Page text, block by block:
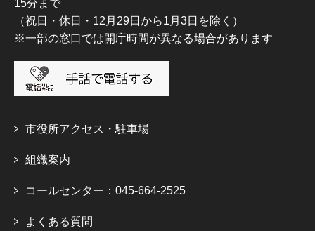
15分まで
（祝日・休日・12月29日から1月3日を除く）
※一部の窓口では開庁時間が異なる場合があります
市役所アクセス・駐車場
組織案内
コールセンター：045-664-2525
よくある質問